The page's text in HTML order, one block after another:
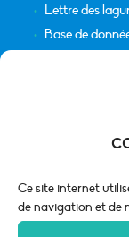
Ce site internet
de navigation et de
Lettre des
Base de
Mentions
Politique de